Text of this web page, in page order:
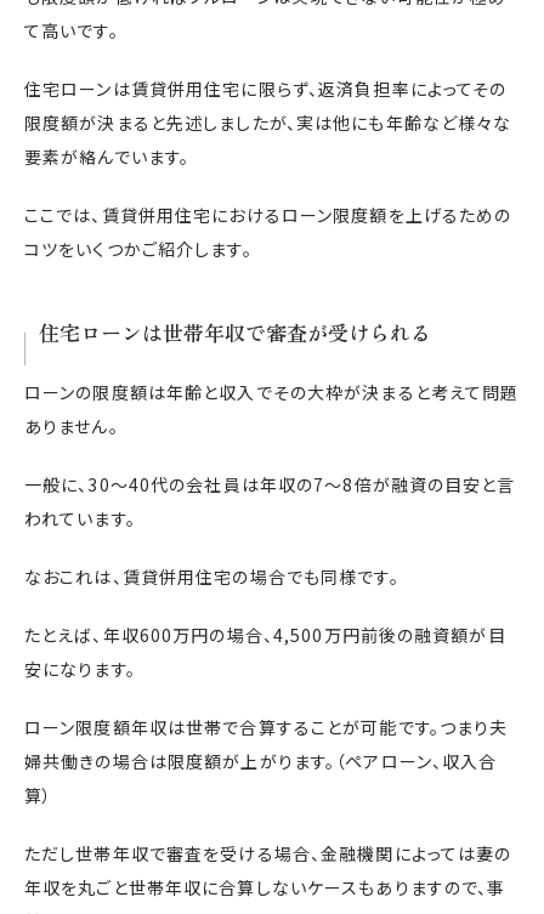
て高いです。
住宅ローンは賃貸併用住宅に限らず、返済負担率によってその
限度額が決まると先述しましたが、実は他にも年齢など様々な
要素が絡んでいます。
ここでは、賃貸併用住宅におけるローン限度額を上げるための
コツをいくつかご紹介します。
住宅ローンは世帯年収で審査が受けられる
ローンの限度額は年齢と収入でその大枠が決まると考えて問題
ありません。
一般に、30〜40代の会社員は年収の7～8倍が融資の目安と言
われています。
なおこれは、賃貸併用住宅の場合でも同様です。
たとえば、年収600万円の場合、4,500万円前後の融資額が目
安になります。
ローン限度額年収は世帯で合算することが可能です。つまり夫
婦共働きの場合は限度額が上がります。（ペアローン、収入合
算）
ただし世帯年収で審査を受ける場合、金融機関によっては妻の
年収を丸ごと世帯年収に合算しないケースもありますので、事